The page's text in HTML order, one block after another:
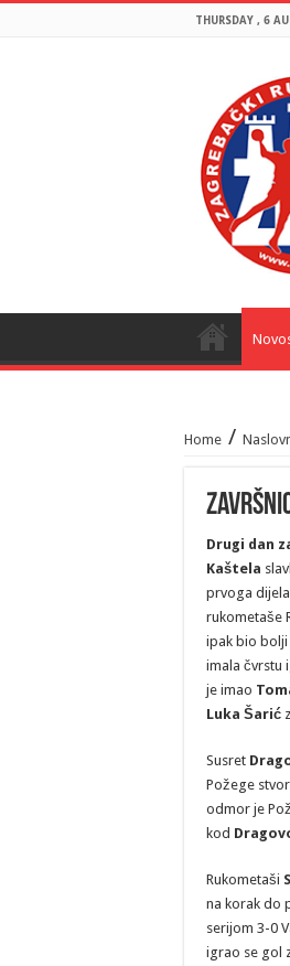
THURSDAY , 6
Home /
Drugi dan
Kaštela
prvoga
rukometaše
ipak bio bolji
imala čvrstu
je imao
Luka Šarić
Susret
Požege
odmor je
kod
Rukometaši
na korak do
serijom 3-0
igrao se gol